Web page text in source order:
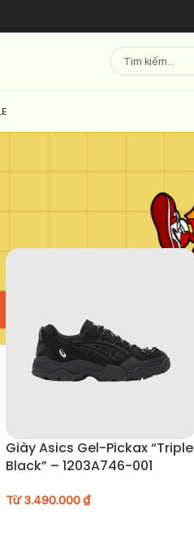
Hiển thị 9 12 18 24
Giày Asics Gel-Pickax “Triple
Black” – 1203A746-001
Từ3.490.000₫